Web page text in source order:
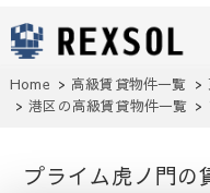
高級賃貸レク
ソル
Home 高級賃貸物件一覧
港区 の高級賃貸物件一覧
プライム虎ノ門の